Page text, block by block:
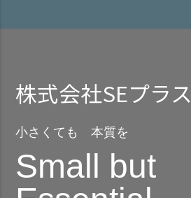
株式会社SEプラス
小さくても 本質を
Small but